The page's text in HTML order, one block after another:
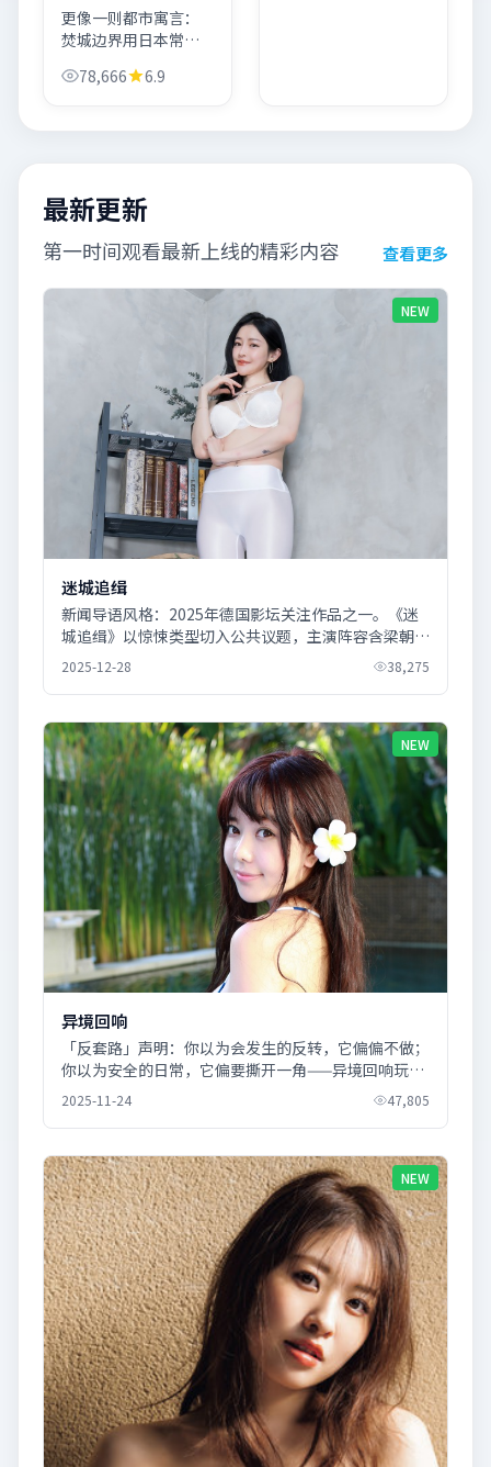
更像一则都市寓言：
焚城边界用日本常见
出压迫感；高潮段落
喜欢见仁见智。
78,666 6.9
最新更新
第一时间观看最新上线的精彩内容 查看更多
NEW
迷城追缉
新闻导语风格：2025年德国影坛关注作品之一。《迷
城追缉》以惊悚类型切入公共议题，主演阵容含梁朝
伟、汤唯。
2025-12-28 38,275
NEW
异境回响
「反套路」声明：你以为会发生的反转，它偏偏不做；
你以为安全的日常，它偏要撕开一角——异境回响玩的
是预期管理。
2025-11-24 47,805
NEW